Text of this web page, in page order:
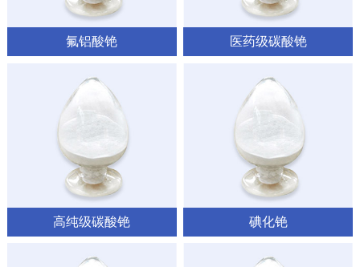
氟铝酸铯 医药级碳酸铯
高纯级碳酸铯 碘化铯